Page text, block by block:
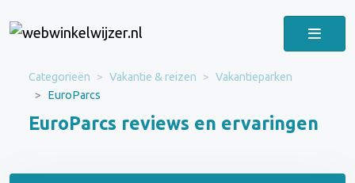
Categorieën Vakantie & reizen
Vakantieparken
EuroParcs
EuroParcs reviews en ervaringen